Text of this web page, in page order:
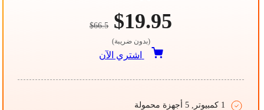
$19.95
$66.5
(بدون ضريبة)
اشتري الآن
1 كمبيوتر, 5 أجهزة محمولة